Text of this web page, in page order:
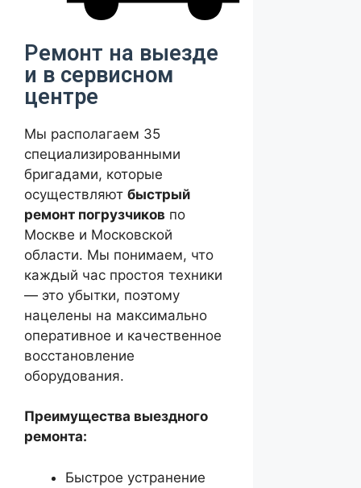
Ремонт на выезде
и в сервисном
центре
Мы располагаем 35
специализированными
бригадами, которые
осуществляют быстрый
ремонт погрузчиков по
Москве и Московской
области. Мы понимаем, что
каждый час простоя техники
— это убытки, поэтому
нацелены на максимально
оперативное и качественное
восстановление
оборудования.
Преимущества выездного
ремонта:
Быстрое устранение